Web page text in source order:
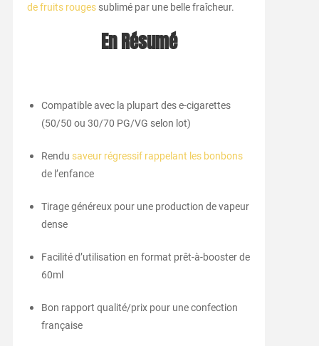
de fruits rougessublimé par une belle fraîcheur.
En Résumé
Compatible avec la plupart des e-cigarettes
(50/50 ou 30/70 PG/VG selon lot)
Rendu saveur régressif rappelant les bonbons
de l’enfance
Tirage généreux pour une production de vapeur
dense
Facilité d’utilisation en format prêt-à-booster de
60ml
Bon rapport qualité/prix pour une confection
française